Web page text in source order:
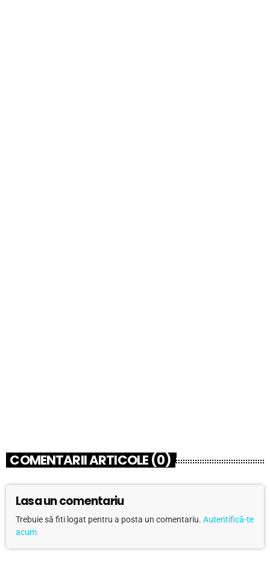
COMENTARII ARTICOLE (0)
Lasa un comentariu
Trebuie să fiti logat pentru a posta un comentariu. Autentifică-te
acum